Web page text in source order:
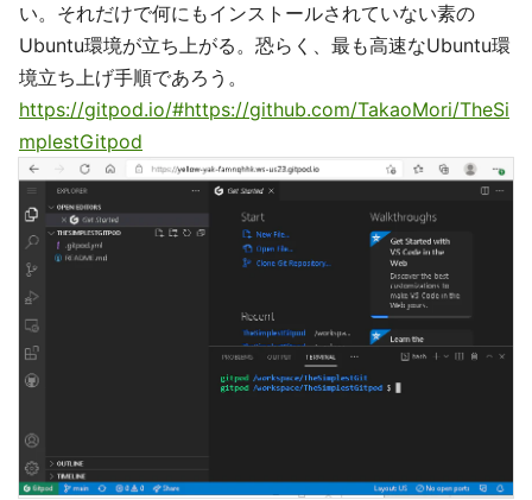
い。それだけで何にもインストールされていない素の
Ubuntu環境が立ち上がる。恐らく、最も高速なUbuntu環
境立ち上げ手順であろう。
https://gitpod.io/#https://github.com/TakaoMori/TheSi
mplestGitpod